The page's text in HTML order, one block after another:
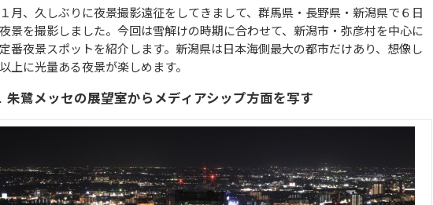
月、久しぶりに夜景撮影遠征をしてきまして、群馬県・長野県・新潟県で６日
景を撮影しました。今回は雪解けの時期に合わせて、新潟市・弥彦村を中心に
番夜景スポットを紹介します。新潟県は日本海側最大の都市だけあり、想像し
上に光量ある夜景が楽しめます。
朱鷺メッセの展望室からメディアシップ方面を写す